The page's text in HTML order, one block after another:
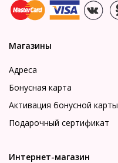
Магазины
Адреса
Бонусная карта
Активация бонусной карты
Подарочный сертификат
Интернет-магазин